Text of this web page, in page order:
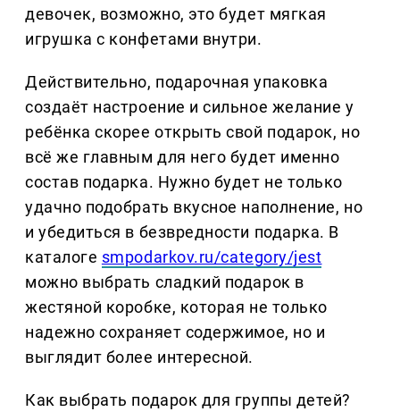
девочек, возможно, это будет мягкая
игрушка с конфетами внутри.
Действительно, подарочная упаковка
создаёт настроение и сильное желание у
ребёнка скорее открыть свой подарок, но
всё же главным для него будет именно
состав подарка. Нужно будет не только
удачно подобрать вкусное наполнение, но
и убедиться в безвредности подарка. В
каталоге smpodarkov.ru/category/jest
можно выбрать сладкий подарок в
жестяной коробке, которая не только
надежно сохраняет содержимое, но и
выглядит более интересной.
Как выбрать подарок для группы детей?